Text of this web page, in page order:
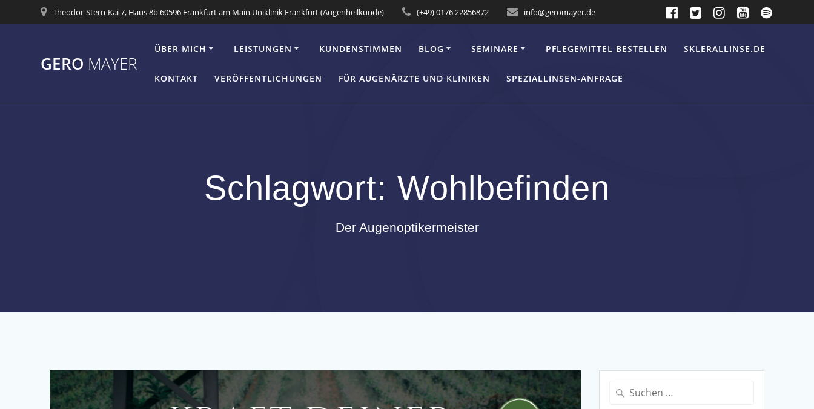
Inhalt
Theodor-Stern-Kai 7, Haus 8b 60596 Frankfurt am Main Uniklinik Frankfurt (Augenheilkunde) (+49) 0176 22856872 info@geromayer.de
GERO MAYER
ÜBER MICH LEISTUNGEN KUNDENSTIMMEN BLOG SEMINARE PFLEGEMITTEL BESTELLEN SKLERALLINSE.DE
KONTAKT VERÖFFENTLICHUNGEN FÜR AUGENÄRZTE UND KLINIKEN SPEZIALLINSEN-ANFRAGE
Schlagwort: Wohlbefinden
Der Augenoptikermeister
Suchen